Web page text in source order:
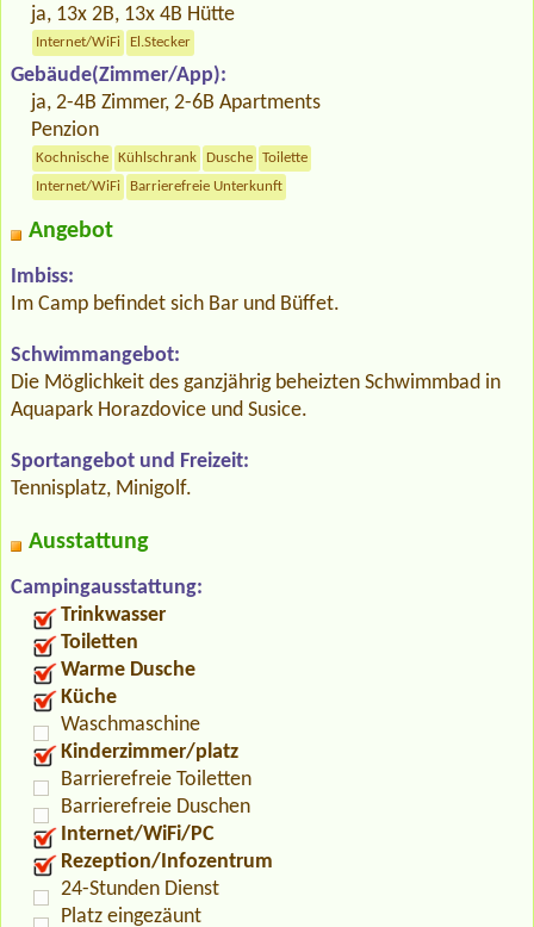
ja, 13x 2B, 13x 4B Hütte
Internet/WiFi El.Stecker
Gebäude(Zimmer/App):
ja, 2-4B Zimmer, 2-6B Apartments
Penzion
Kochnische Kühlschrank Dusche
Toilette
Internet/WiFi
Barrierefreie Unterkunft
Angebot
Imbiss:
Im Camp befindet sich Bar und Büffet.
Schwimmangebot:
Die Möglichkeit des ganzjährig beheizten Schwimmbad in
Aquapark Horazdovice und Susice.
Sportangebot und Freizeit:
Tennisplatz, Minigolf.
Ausstattung
Campingausstattung:
Trinkwasser
Toiletten
Warme Dusche
Küche
Waschmaschine
Kinderzimmer/platz
Barrierefreie Toiletten
Barrierefreie Duschen
Internet/WiFi/PC
Rezeption/Infozentrum
24-Stunden Dienst
Platz eingezäunt